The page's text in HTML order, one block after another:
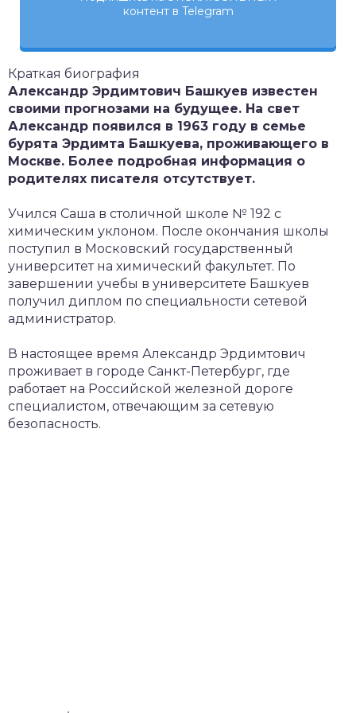
контент в Telegram
Краткая биография
Александр Эрдимтович Башкуев известен
своими прогнозами на будущее. На свет
Александр появился в 1963 году в семье
бурята Эрдимта Башкуева, проживающего в
Москве. Более подробная информация о
родителях писателя отсутствует.
Учился Саша в столичной школе № 192 с
химическим уклоном. После окончания школы
поступил в Московский государственный
университет на химический факультет. По
завершении учебы в университете Башкуев
получил диплом по специальности сетевой
администратор.
В настоящее время Александр Эрдимтович
проживает в городе Санкт-Петербург, где
работает на Российской железной дороге
специалистом, отвечающим за сетевую
безопасность.